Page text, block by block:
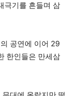
극기를 흔들며 삼
공연에 이어 29
한인들은 만세삼